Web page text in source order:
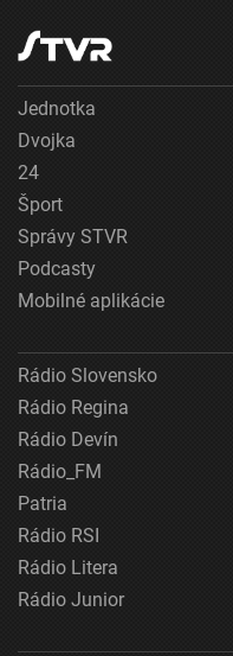
Jednotka
Dvojka
24
Šport
Správy STVR
Podcasty
Mobilné aplikácie
Rádio Slovensko
Rádio Regina
Rádio Devín
Rádio_FM
Patria
Rádio RSI
Rádio Litera
Rádio Junior